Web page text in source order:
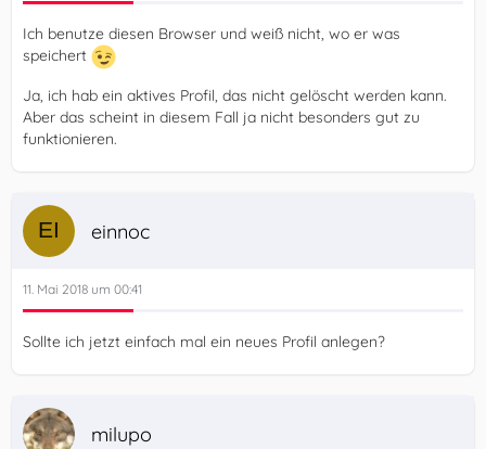
Ich benutze diesen Browser und weiß nicht, wo er was
speichert
Ja, ich hab ein aktives Profil, das nicht gelöscht werden kann.
Aber das scheint in diesem Fall ja nicht besonders gut zu
funktionieren.
einnoc
11. Mai 2018 um 00:41
Sollte ich jetzt einfach mal ein neues Profil anlegen?
milupo